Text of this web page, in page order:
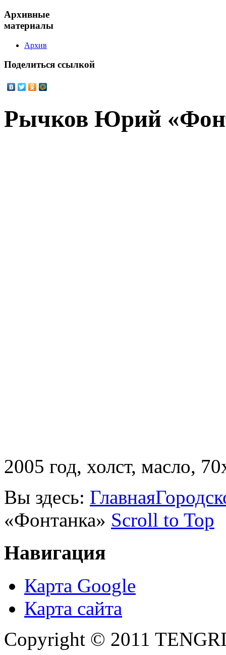
Архивные
материалы
Архив
Поделиться ссылкой
Рычков Юрий
2005 год, холст, масло,
Вы здесь: Главная
«Фонтанка» Scroll to Top
Навигация
Карта Google
Карта сайта
Copyright © 2011